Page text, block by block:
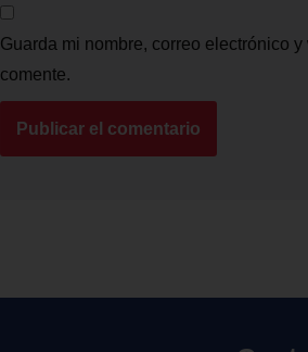
Guarda mi nombre, correo electrónico
comente.